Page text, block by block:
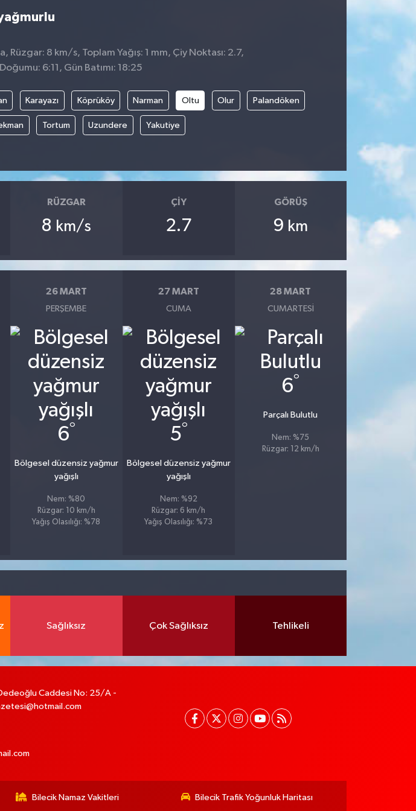
Rüzgar: 8 km/s, Toplam Yağış: 1 mm, Çiy Noktası: 2.7,
6:11, Gün Batımı: 18:25
Karayazı Köprüköy Narman Oltu Olur Palandöken
Tortum Uzundere Yakutiye
RÜZGAR
8 km/s
ÇIY
2.7
GÖRÜŞ
9 km
26 MART
PERŞEMBE
6°
Bölgesel düzensiz yağmur
yağışlı
Nem: %80
Rüzgar: 10 km/h
Yağış Olasılığı: %78
27 MART
CUMA
5°
Bölgesel düzensiz yağmur
yağışlı
Nem: %92
Rüzgar: 6 km/h
Yağış Olasılığı: %73
28 MART
CUMARTESI
6°
Parçalı Bulutlu
Nem: %75
Rüzgar: 12 km/h
Sağlıksız Çok Sağlıksız Tehlikeli
Caddesi No: 25/A -
Bilecik Namaz Vakitleri Bilecik Trafik Yoğunluk Haritası